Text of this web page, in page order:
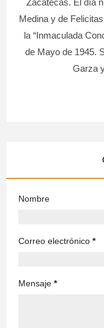
Zacatecas. El día
Medina y de
la “Inmaculada
de Mayo de 1945.
Garza
Nombre
Correo electrónico *
Mensaje *